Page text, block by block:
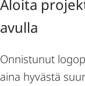
Aloita
avulla
Onnistunut
aina hyvästä